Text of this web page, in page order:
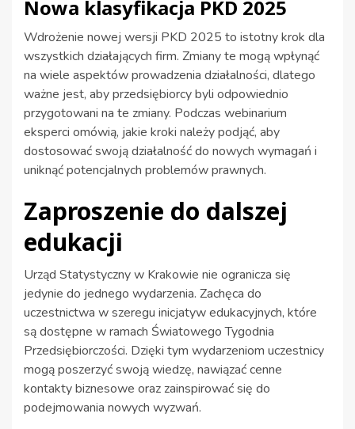
Nowa klasyfikacja PKD 2025
Wdrożenie nowej wersji PKD 2025 to istotny krok dla
wszystkich działających firm. Zmiany te mogą wpłynąć
na wiele aspektów prowadzenia działalności, dlatego
ważne jest, aby przedsiębiorcy byli odpowiednio
przygotowani na te zmiany. Podczas webinarium
eksperci omówią, jakie kroki należy podjąć, aby
dostosować swoją działalność do nowych wymagań i
uniknąć potencjalnych problemów prawnych.
Zaproszenie do dalszej
edukacji
Urząd Statystyczny w Krakowie nie ogranicza się
jedynie do jednego wydarzenia. Zachęca do
uczestnictwa w szeregu inicjatyw edukacyjnych, które
są dostępne w ramach Światowego Tygodnia
Przedsiębiorczości. Dzięki tym wydarzeniom uczestnicy
mogą poszerzyć swoją wiedzę, nawiązać cenne
kontakty biznesowe oraz zainspirować się do
podejmowania nowych wyzwań.